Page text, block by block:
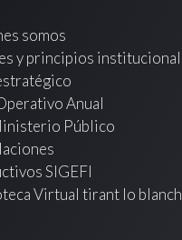
somos
y principios
Anual
Público
SIGEFI
Virtual tirant lo blanch